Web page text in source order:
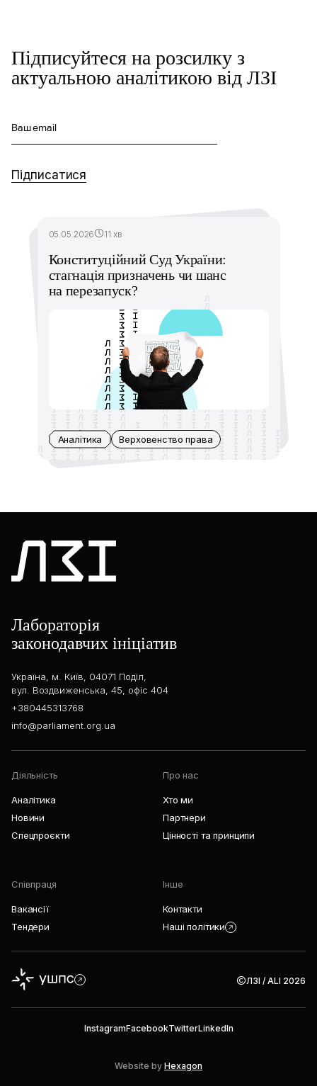
Підписуйтеся на розсилку з
актуальною аналітикою від ЛЗІ
Ваш email
Підписатися
05.05.2026 11 хв
Конституційний Суд України:
стагнація призначень чи шанс
на перезапуск?
Аналітика Верховенство права
Лабораторія
законодавчих ініціатив
Україна, м. Київ, 04071 Поділ,
вул. Воздвиженська, 45, офіс 404
+380445313768
info@parliament.org.ua
Діяльність
Аналітика
Новини
Спецпроєкти
Про нас
Хто ми
Партнери
Цінності та принципи
Співпраця
Вакансії
Тендери
Інше
Контакти
Наші політики
ЛЗІ / ALI 2026
InstagramFacebookTwitterLinkedIn
Website by Hexagon